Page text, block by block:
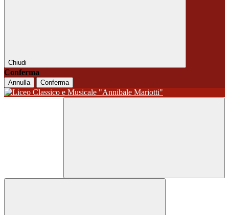
Chiudi
Conferma
Annulla Conferma